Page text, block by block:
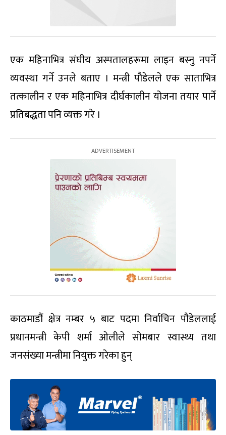
एक महिनाभित्र संघीय अस्पतालहरूमा लाइन बस्नु नपर्ने
व्यवस्था गर्ने उनले बताए । मन्त्री पौडेलले एक साताभित्र
तत्कालीन र एक महिनाभित्र दीर्घकालीन योजना तयार पार्ने
प्रतिबद्धता पनि व्यक्त गरे ।
काठमाडौं क्षेत्र नम्बर ५ बाट पदमा निर्वाचिन पौडेललाई
प्रधानमन्त्री केपी शर्मा ओलीले सोमबार स्वास्थ्य तथा
जनसंख्या मन्त्रीमा नियुक्त गरेका हुन्